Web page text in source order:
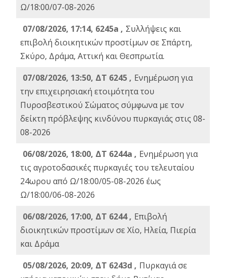
Ω/18:00/07-08-2026
07/08/2026, 17:14, 6245a , Συλλήψεις και
επιβολή διοικητικών προστίμων σε Σπάρτη,
Σκύρο, Δράμα, Αττική και Θεσπρωτία.
07/08/2026, 13:50, ΔΤ 6245 , Ενημέρωση για
την επιχειρησιακή ετοιμότητα του
Πυροσβεστικού Σώματος σύμφωνα με τον
δείκτη πρόβλεψης κινδύνου πυρκαγιάς στις 08-
08-2026
06/08/2026, 18:00, ΔΤ 6244a , Ενημέρωση για
τις αγροτοδασικές πυρκαγιές του τελευταίου
24ωρου από Ω/18:00/05-08-2026 έως
Ω/18:00/06-08-2026
06/08/2026, 17:00, ΔΤ 6244 , Επιβολή
διοικητικών προστίμων σε Χίο, Ηλεία, Πιερία
και Δράμα
05/08/2026, 20:09, ΔΤ 6243d , Πυρκαγιά σε